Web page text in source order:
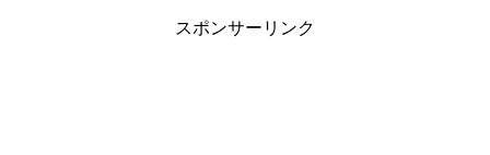
スポンサーリンク